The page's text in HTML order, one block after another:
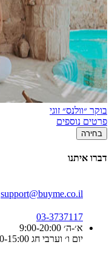
בוקר ״וולנס״ זוגי
פרטים נוספים
בחירה
דברו איתנו
support@buyme.co.il
03-3737117
א׳-ה׳ 9:00-20:00
יום ו׳ וערבי חג 9:00-15:00